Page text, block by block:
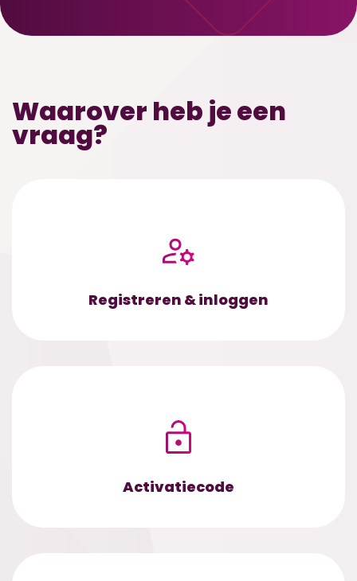
Waarover heb je een
vraag?
Registreren & inloggen
Activatiecode